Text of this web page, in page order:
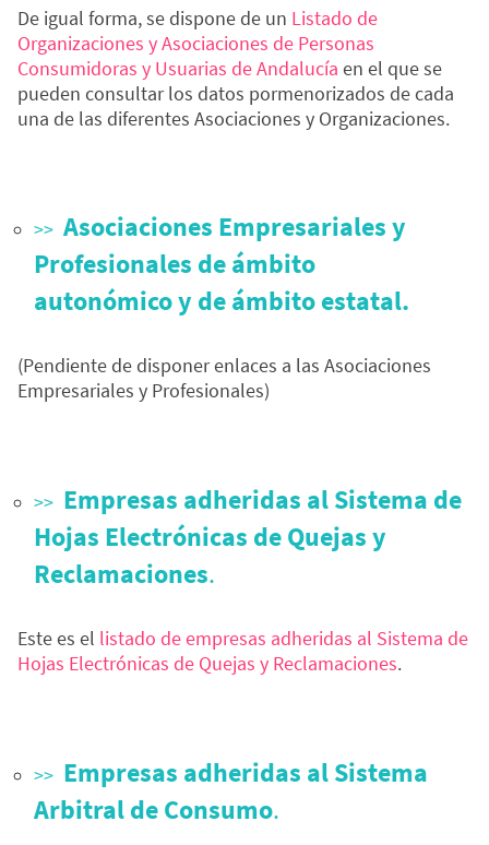
De igual forma, se dispone de un Listado de
Organizaciones y Asociaciones de Personas
Consumidoras y Usuarias de Andalucía en el que se
pueden consultar los datos pormenorizados de cada
una de las diferentes Asociaciones y Organizaciones.
Asociaciones Empresariales y
Profesionales de ámbito
autonómico y de ámbito estatal.
(Pendiente de disponer enlaces a las Asociaciones
Empresariales y Profesionales)
Empresas adheridas al Sistema de
Hojas Electrónicas de Quejas y
Reclamaciones.
Este es el listado de empresas adheridas al Sistema de
Hojas Electrónicas de Quejas y Reclamaciones.
Empresas adheridas al Sistema
Arbitral de Consumo.